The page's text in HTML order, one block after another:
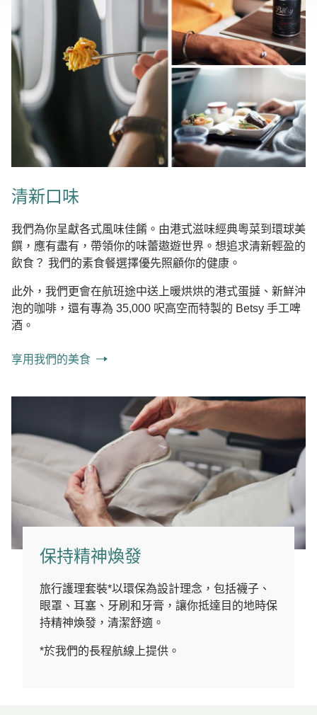
清新口味
我們為你呈獻各式風味佳餚。由港式滋味經典粵菜到環球美
饌，應有盡有，帶領你的味蕾遨遊世界。想追求清新輕盈的
飲食？ 我們的素食餐選擇優先照顧你的健康。
此外，我們更會在航班途中送上暖烘烘的港式蛋撻、新鮮沖
泡的咖啡，還有專為 35,000 呎高空而特製的 Betsy 手工啤
酒。
享用我們的美食
保持精神煥發
旅行護理套裝*以環保為設計理念，包括襪子、
眼罩、耳塞、牙刷和牙膏，讓你抵達目的地時保
持精神煥發，清潔舒適。
*於我們的長程航線上提供。